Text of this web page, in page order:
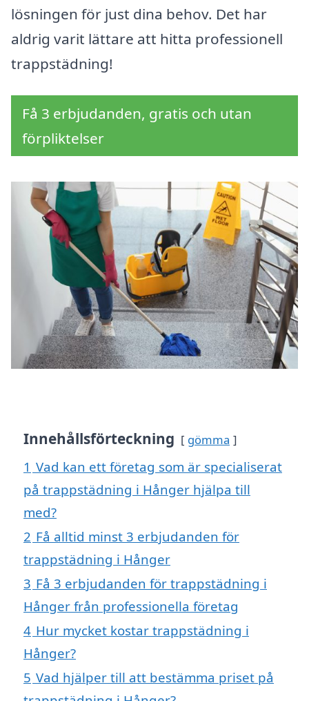
lösningen för just dina behov. Det har
aldrig varit lättare att hitta professionell
trappstädning!
Få 3 erbjudanden, gratis och utan
förpliktelser
Innehållsförteckning gömma
1 Vad kan ett företag som är specialiserat
på trappstädning i Hånger hjälpa till
med?
2 Få alltid minst 3 erbjudanden för
trappstädning i Hånger
3 Få 3 erbjudanden för trappstädning i
Hånger från professionella företag
4 Hur mycket kostar trappstädning i
Hånger?
5 Vad hjälper till att bestämma priset på